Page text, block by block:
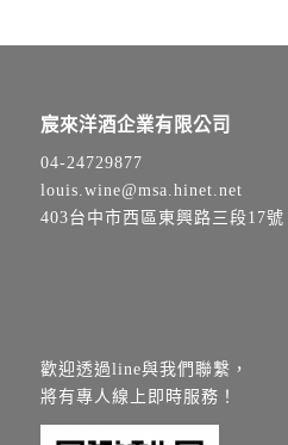
宸來洋酒企業有限公司
04-24729877
louis.wine@msa.hinet.net
403台中市西區東興路三段17號
歡迎透過line與我們聯繫，
將有專人線上即時服務！